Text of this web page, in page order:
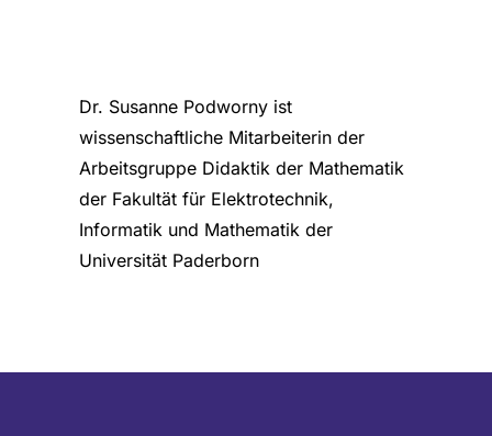
Dr. Susanne Podworny ist
wissenschaftliche Mitarbeiterin der
Arbeitsgruppe Didaktik der Mathematik
der Fakultät für Elektrotechnik,
Informatik und Mathematik der
Universität Paderborn